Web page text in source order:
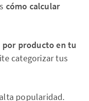
cómo calcular
por producto en tu
categorizar tus
popularidad.